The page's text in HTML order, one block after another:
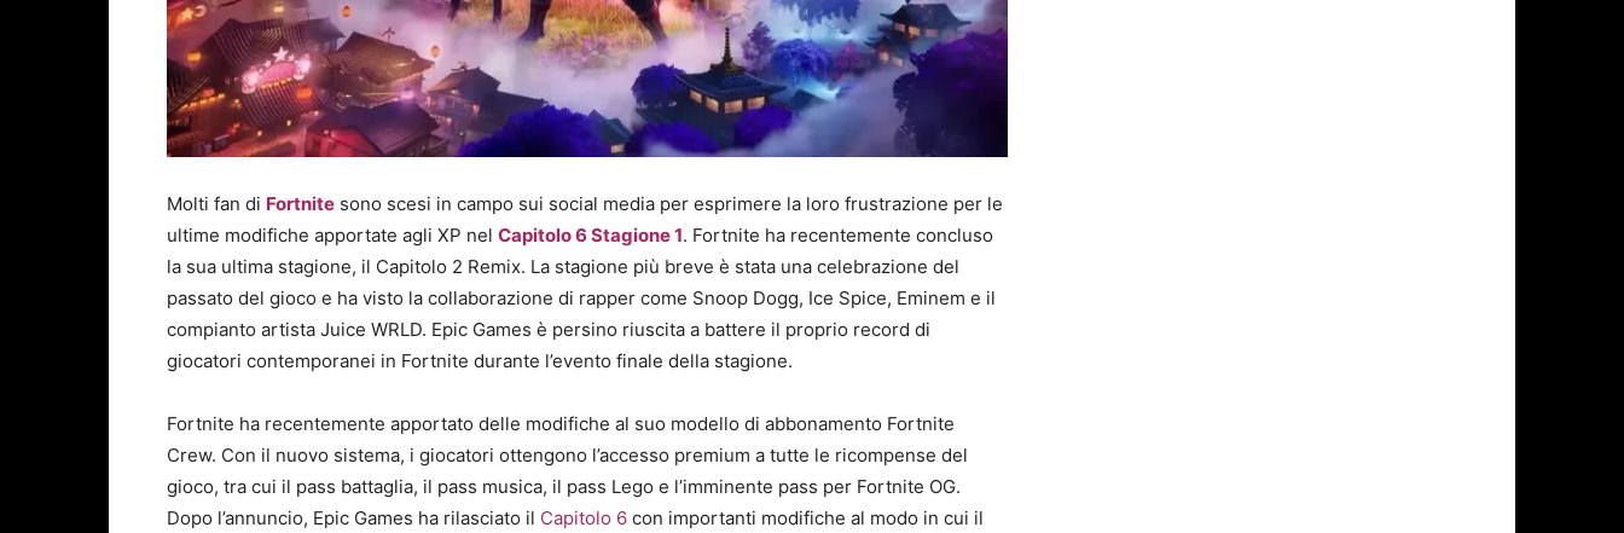
Molti fan di Fortnite sono scesi in campo sui social media per esprimere la loro frustrazione per le
ultime modifiche apportate agli XP nel Capitolo 6 Stagione 1. Fortnite ha recentemente concluso
la sua ultima stagione, il Capitolo 2 Remix. La stagione più breve è stata una celebrazione del
passato del gioco e ha visto la collaborazione di rapper come Snoop Dogg, Ice Spice, Eminem e il
compianto artista Juice WRLD. Epic Games è persino riuscita a battere il proprio record di
giocatori contemporanei in Fortnite durante l’evento finale della stagione.
Fortnite ha recentemente apportato delle modifiche al suo modello di abbonamento Fortnite
Crew. Con il nuovo sistema, i giocatori ottengono l’accesso premium a tutte le ricompense del
gioco, tra cui il pass battaglia, il pass musica, il pass Lego e l’imminente pass per Fortnite OG.
Dopo l’annuncio, Epic Games ha rilasciato il Capitolo 6 con importanti modifiche al modo in cui il